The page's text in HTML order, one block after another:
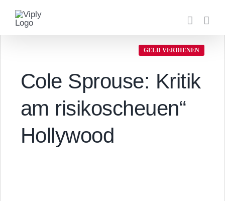
Inhalt
springen
GELD VERDIENEN
Cole Sprouse: Kritik
am risikoscheuen“
Hollywood